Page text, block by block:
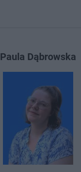
Paula Dąbrowska